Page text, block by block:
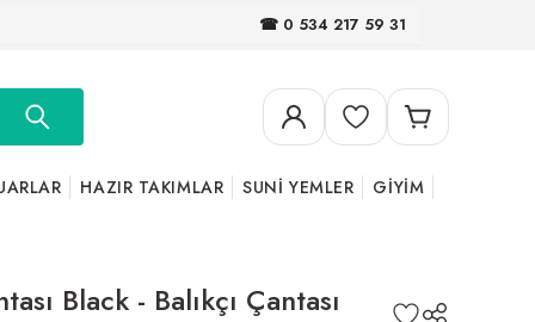
☎ 0 534 217 59 31
HAZIR TAKIMLAR SUNİ YEMLER GİYİM
Black - Balıkçı Çantası